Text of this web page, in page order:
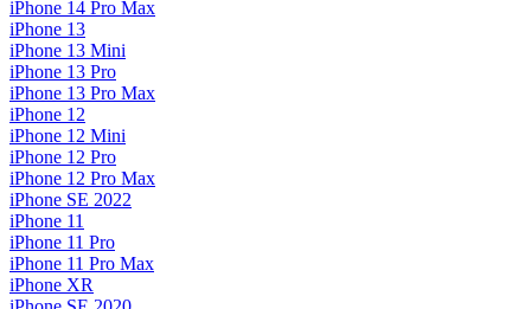
iPhone 14 Pro Max
iPhone 13
iPhone 13 Mini
iPhone 13 Pro
iPhone 13 Pro Max
iPhone 12
iPhone 12 Mini
iPhone 12 Pro
iPhone 12 Pro Max
iPhone SE 2022
iPhone 11
iPhone 11 Pro
iPhone 11 Pro Max
iPhone XR